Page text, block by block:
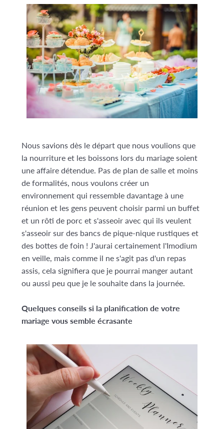
Nous savions dès le départ que nous voulions que
la nourriture et les boissons lors du mariage soient
une affaire détendue. Pas de plan de salle et moins
de formalités, nous voulons créer un
environnement qui ressemble davantage à une
réunion et les gens peuvent choisir parmi un buffet
et un rôti de porc et s'asseoir avec qui ils veulent
s'asseoir sur des bancs de pique-nique rustiques et
des bottes de foin ! J'aurai certainement l'Imodium
en veille, mais comme il ne s'agit pas d'un repas
assis, cela signifiera que je pourrai manger autant
ou aussi peu que je le souhaite dans la journée.
Quelques conseils si la planification de votre
mariage vous semble écrasante